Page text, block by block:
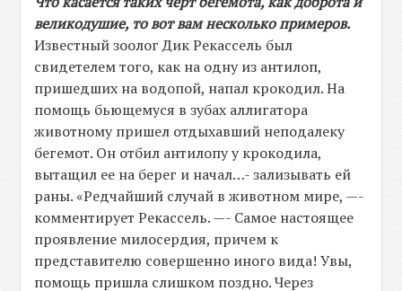
великодушие, то вот вам несколько примеров.
Известный зоолог Дик Рекассель был
свидетелем того, как на одну из антилоп,
пришедших на водопой, напал крокодил. На
помощь бьющемуся в зубах аллигатора
животному пришел отдыхавший неподалеку
бегемот. Он отбил антилопу у крокодила,
вытащил ее на берег и начал…- зализывать ей
раны. «Редчайший случай в животном мире, —-
комментирует Рекассель. —- Самое настоящее
проявление милосердия, причем к
представителю совершенно иного вида! Увы,
помощь пришла слишком поздно. Через